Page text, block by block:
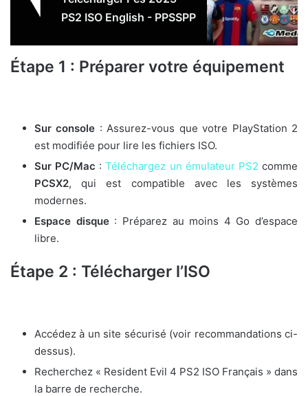
PS2 ISO English - PPSSPP
Étape 1 : Préparer votre équipement
Sur console : Assurez-vous que votre PlayStation 2
est modifiée pour lire les fichiers ISO.
Sur PC/Mac :Téléchargez un émulateur PS2 comme
PCSX2, qui est compatible avec les systèmes
modernes.
Espace disque: Préparez au moins 4 Go d’espace
libre.
Étape 2 : Télécharger l’ISO
Accédez à un site sécurisé (voir recommandations ci-
dessus).
Recherchez « Resident Evil 4 PS2 ISO Français » dans
la barre de recherche.